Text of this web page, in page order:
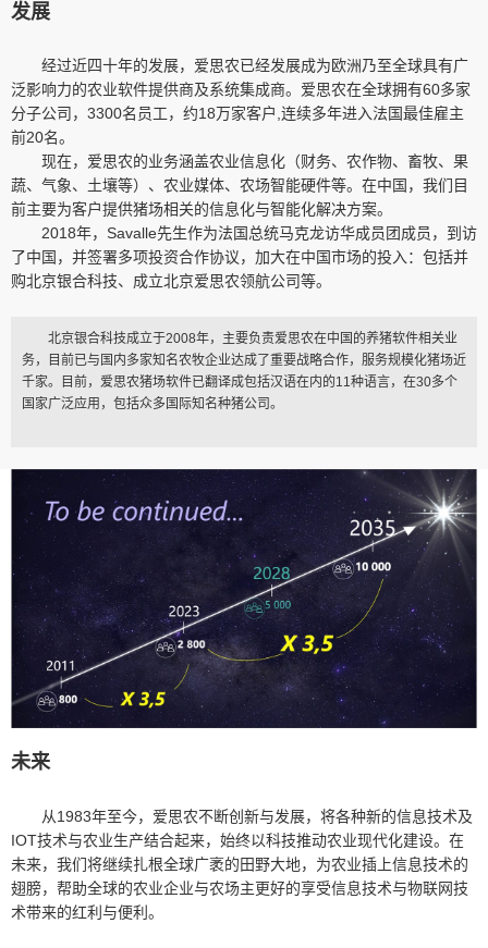
发展
经过近四十年的发展，爱思农已经发展成为欧洲乃至全球具有广
泛影响力的农业软件提供商及系统集成商。爱思农在全球拥有60多家
分子公司，3300名员工，约18万家客户,连续多年进入法国最佳雇主
前20名。
现在，爱思农的业务涵盖农业信息化（财务、农作物、畜牧、果
蔬、气象、土壤等）、农业媒体、农场智能硬件等。在中国，我们目
前主要为客户提供猪场相关的信息化与智能化解决方案。
2018年，Savalle先生作为法国总统马克龙访华成员团成员，到访
了中国，并签署多项投资合作协议，加大在中国市场的投入：包括并
购北京银合科技、成立北京爱思农领航公司等。
北京银合科技成立于2008年，主要负责爱思农在中国的养猪软件相关业
务，目前已与国内多家知名农牧企业达成了重要战略合作，服务规模化猪场近
千家。目前，爱思农猪场软件已翻译成包括汉语在内的11种语言，在30多个
国家广泛应用，包括众多国际知名种猪公司。
未来
从1983年至今，爱思农不断创新与发展，将各种新的信息技术及
IOT技术与农业生产结合起来，始终以科技推动农业现代化建设。在
未来，我们将继续扎根全球广袤的田野大地，为农业插上信息技术的
翅膀，帮助全球的农业企业与农场主更好的享受信息技术与物联网技
术带来的红利与便利。